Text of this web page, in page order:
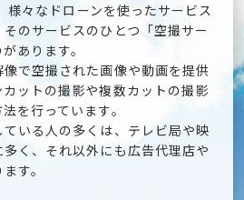
々なドローンを使ったサービス
のサービスのひとつ「空撮サー
あります。
で空撮された画像や動画を提供
カットの撮影や複数カットの撮影
を行っています。
いる人の多くは、テレビ局や映
く、それ以外にも広告代理店や
す。